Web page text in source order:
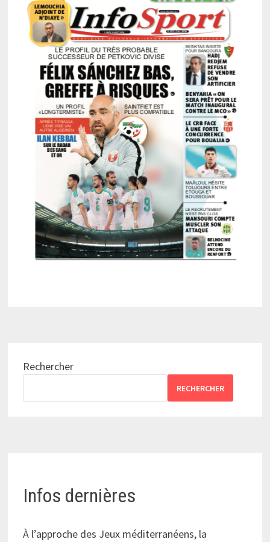
Rechercher
RECHERCHER
Infos dernières
À l’approche des Jeux méditerranéens, la